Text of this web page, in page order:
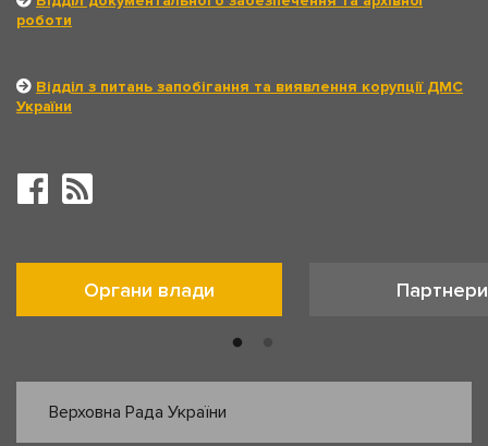
роботи
Відділ з питань запобігання та виявлення корупції ДМС
України
Органи влади Партнери
Верховна Рада України